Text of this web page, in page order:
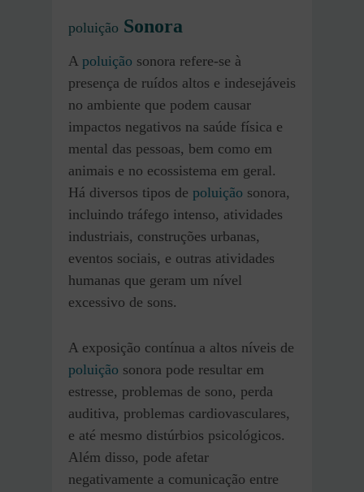
poluição Sonora
A poluição sonora refere-se à
presença de ruídos altos e indesejáveis
no ambiente que podem causar
impactos negativos na saúde física e
mental das pessoas, bem como em
animais e no ecossistema em geral.
Há diversos tipos de poluição sonora,
incluindo tráfego intenso, atividades
industriais, construções urbanas,
eventos sociais, e outras atividades
humanas que geram um nível
excessivo de sons.
A exposição contínua a altos níveis de
poluição sonora pode resultar em
estresse, problemas de sono, perda
auditiva, problemas cardiovasculares,
e até mesmo distúrbios psicológicos.
Além disso, pode afetar
negativamente a comunicação entre